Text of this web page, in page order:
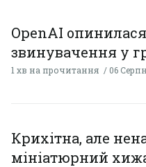
OpenAI
звинувачення у
1 хв на прочитання 06
Крихітна, але
мініатюрний